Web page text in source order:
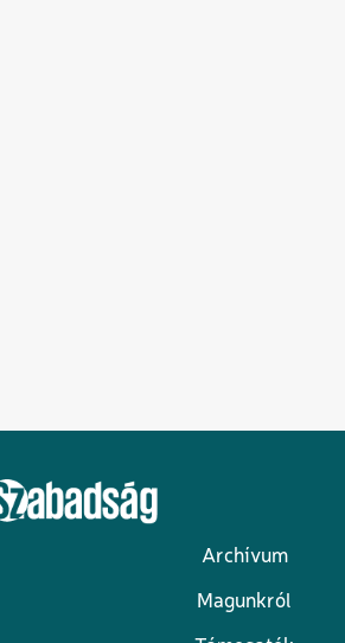
Archívum
Magunkról